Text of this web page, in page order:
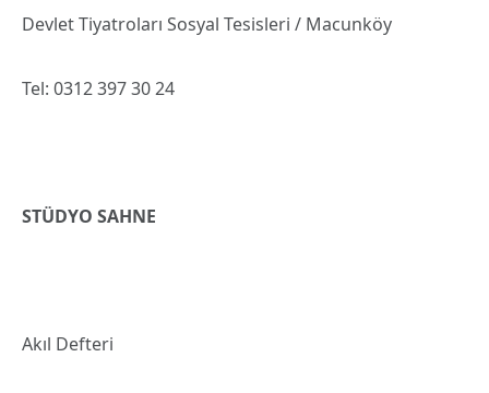
Devlet Tiyatroları Sosyal Tesisleri / Macunköy
Tel: 0312 397 30 24
STÜDYO SAHNE
Akıl Defteri